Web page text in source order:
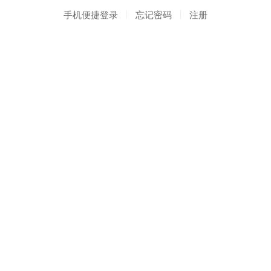
手机便捷登录 忘记密码 注册